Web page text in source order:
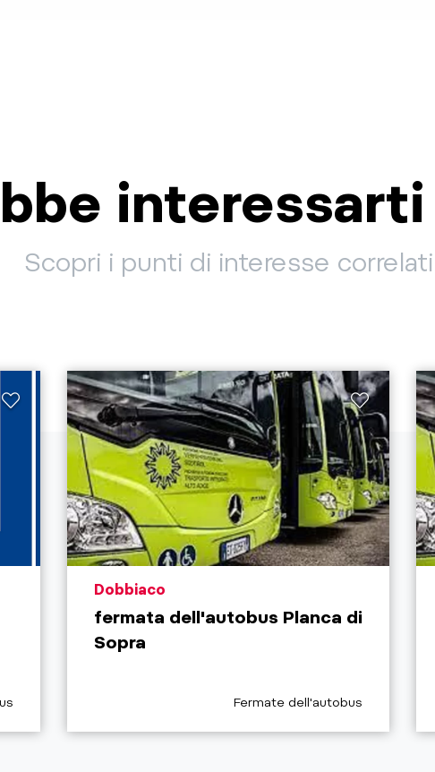
Scopri i punti di interesse correlati
aria.poi_location_prefix
Dobbiaco
fermata dell'autobus Planca di
Sopra
aria.poi_category_prefix
Fermate dell'autobus